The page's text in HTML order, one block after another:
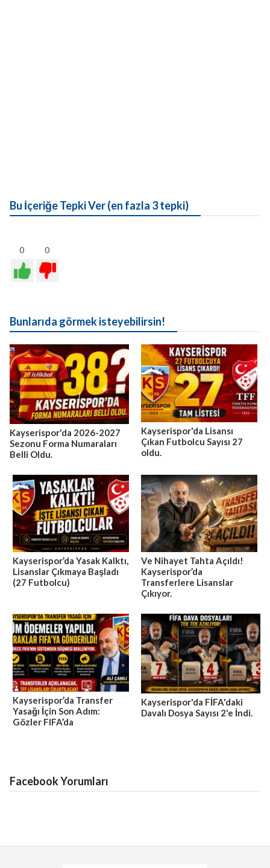
Bu İçeriğe Tepki Ver (en fazla 3 tepki)
0 0
Bunlarıda görmek isteyebilirsin!
Kayserispor'da 2026-2027
Sezonu Forma Numaraları
Belli Oldu.
Kayserispor'da Lisansı
Çıkan Futbolcu Sayısı 27
oldu.
Kayserispor’da Yasak Kalktı,
Lisanslar Çıkmaya Başladı
(27 Futbolcu)
Ve Nihayet Tahta Açıldı!
Kayserispor’da
Transferlere Lisanslar
Çıkıyor.
Kayserispor’da Transfer
Yasağı İçin Son Adım:
Gözler FIFA’da
Kayserispor'da FİFA'daki
Davalı Dosya Sayısı 2'e İndi.
Facebook Yorumları